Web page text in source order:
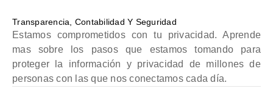
Transparencia, Contabilidad Y Seguridad
Estamos comprometidos con tu privacidad. Aprende
mas sobre los pasos que estamos tomando para
proteger la información y privacidad de millones de
personas con las que nos conectamos cada día.